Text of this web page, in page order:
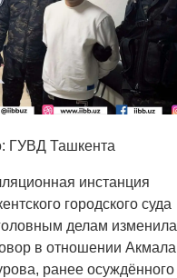
ГУВД Ташкента
инстанция
городского суда
делам изменила
в отношении Акмала
ранее осуждённого